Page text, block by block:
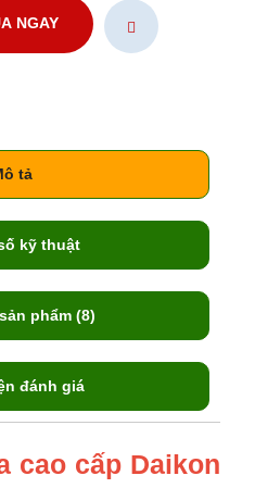
NGAY
tả
kỹ thuật
phẩm (8)
đánh giá
cao cấp Daikon